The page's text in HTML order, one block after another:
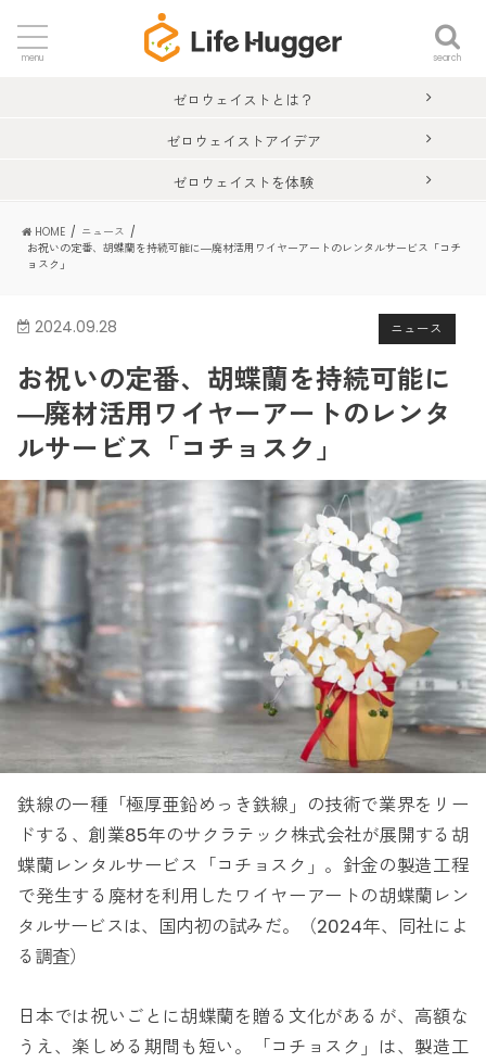
search
menu
ゼロウェイストとは？
ゼロウェイストアイデア
ゼロウェイストを体験
HOME
ニュース
お祝いの定番、胡蝶蘭を持続可能に―廃材活用ワイヤーアートのレンタルサービス「コチ
ョスク」
ニュース
2024.09.28
お祝いの定番、胡蝶蘭を持続可能に
―廃材活用ワイヤーアートのレンタ
ルサービス「コチョスク」
鉄線の一種「極厚亜鉛めっき鉄線」の技術で業界をリー
ドする、創業85年のサクラテック株式会社が展開する胡
蝶蘭レンタルサービス「コチョスク」。針金の製造工程
で発生する廃材を利用したワイヤーアートの胡蝶蘭レン
タルサービスは、国内初の試みだ。（2024年、同社によ
る調査）
日本では祝いごとに胡蝶蘭を贈る文化があるが、高額な
うえ、楽しめる期間も短い。「コチョスク」は、製造工